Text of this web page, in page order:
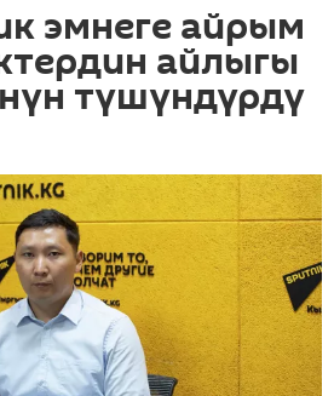
эмнеге айрым
айлыгы
түшүндүрдү